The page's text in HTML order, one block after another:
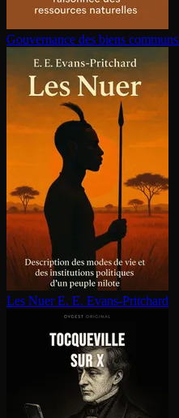
Gouvernance des biens communs
Les Nuer E. E. Evans-Pritchard